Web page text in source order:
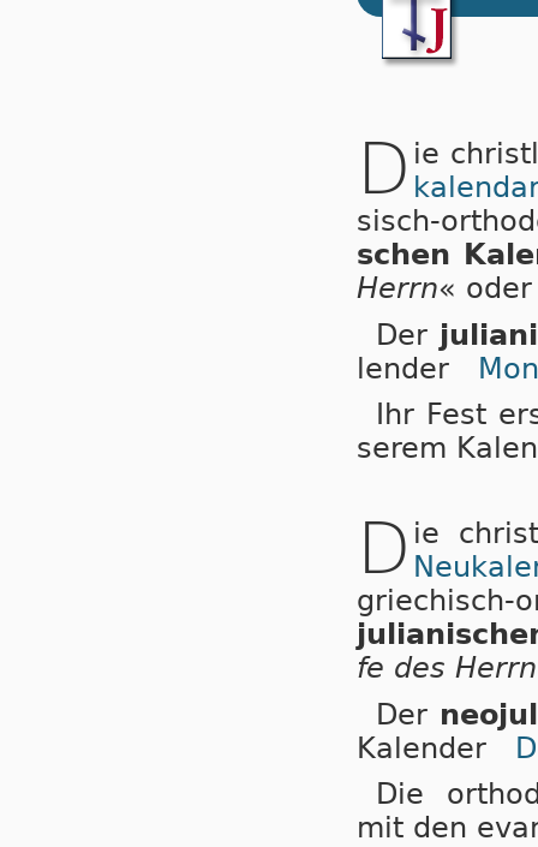
D ie
sisch-
schen
Herrn«
Der
len­der
Ihr Fest
se­rem
D ie
grie­chisch-
fe des Herrn
Der
Ka­len­der
Die
mit den